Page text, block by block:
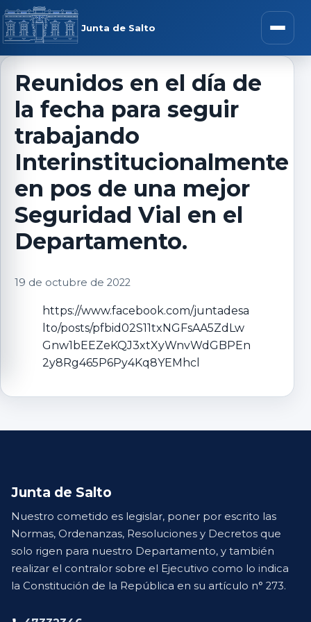
Saltar al contenido
Junta de Salto Abrir
menú
Reunidos en el día de
la fecha para seguir
trabajando
Interinstitucionalmente
en pos de una mejor
Seguridad Vial en el
Departamento.
19 de octubre de 2022
https://www.facebook.com/juntadesa
lto/posts/pfbid02S11txNGFsAA5ZdLw
Gnw1bEEZeKQJ3xtXyWnvWdGBPEn
2y8Rg465P6Py4Kq8YEMhcl
Junta de Salto
Nuestro cometido es legislar, poner por escrito las
Normas, Ordenanzas, Resoluciones y Decretos que
solo rigen para nuestro Departamento, y también
realizar el contralor sobre el Ejecutivo como lo indica
la Constitución de la República en su artículo n° 273.